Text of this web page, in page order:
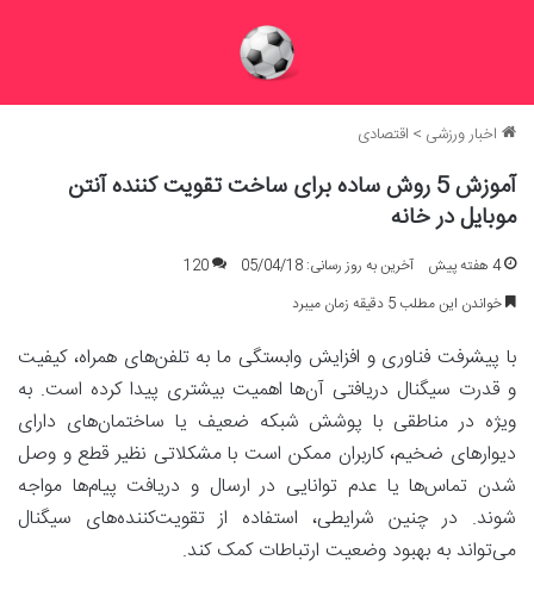
اخبار ورزشی > اقتصادی
آموزش 5 روش ساده برای ساخت تقویت کننده آنتن
موبایل در خانه
4 هفته پیش آخرین به روز رسانی: 05/04/18
120
خواندن این مطلب 5 دقیقه زمان میبرد
با پیشرفت فناوری و افزایش وابستگی ما به تلفن‌های همراه، کیفیت
و قدرت سیگنال دریافتی آن‌ها اهمیت بیشتری پیدا کرده است. به
ویژه در مناطقی با پوشش شبکه ضعیف یا ساختمان‌های دارای
دیوارهای ضخیم، کاربران ممکن است با مشکلاتی نظیر قطع و وصل
شدن تماس‌ها یا عدم توانایی در ارسال و دریافت پیام‌ها مواجه
شوند. در چنین شرایطی، استفاده از تقویت‌کننده‌های سیگنال
می‌تواند به بهبود وضعیت ارتباطات کمک کند.